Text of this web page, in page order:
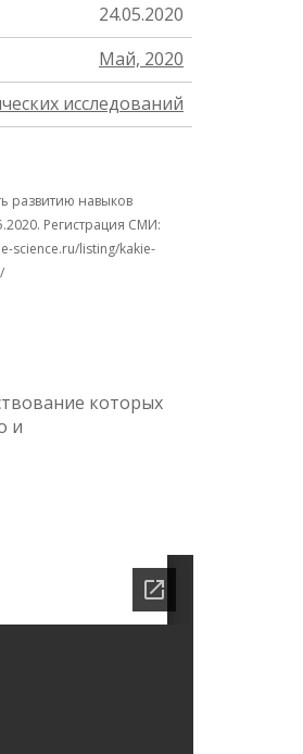
24.05.2020
Май, 2020
исследований
развитию навыков
Регистрация СМИ:
science.ru/listing/kakie-
которых
и